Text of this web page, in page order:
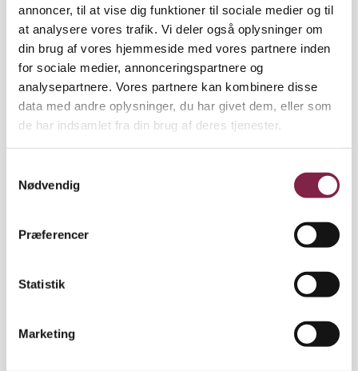
annoncer, til at vise dig funktioner til sociale medier og til
at analysere vores trafik. Vi deler også oplysninger om
din brug af vores hjemmeside med vores partnere inden
for sociale medier, annonceringspartnere og
analysepartnere. Vores partnere kan kombinere disse
data med andre oplysninger, du har givet dem, eller som
de har indsamlet fra din brug af deres tjenester.
Nødvendig
Præferencer
Statistik
Marketing
I surveyen svarer 56 procent, at de i dag er deltids­
ansatte, og langt de fleste, 85 procent, har selv valgt
det. Men spørger man de 85 procent, om de ville
arbejde mere, hvis deres arbejdsvilkår var bedre, så
svarer 21 procent, at de ville være klar til at gå på
fuldtid. 38 procent siger, at de i så fald var parat til
en mindre stigning i arbejdstiden. Samlet svarer det
gerne vil gå op i tid.
For mange er det dog ikke muligt, og heller ikke